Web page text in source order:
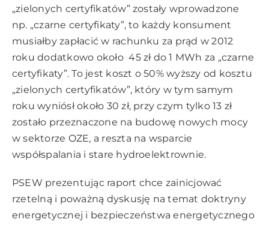
„zielonych certyfikatów” zostały wprowadzone
np. „czarne certyfikaty”, to każdy konsument
musiałby zapłacić w rachunku za prąd w 2012
roku dodatkowo około 45 zł do 1 MWh za „czarne
certyfikaty”. To jest koszt o 50% wyższy od kosztu
„zielonych certyfikatów”, który w tym samym
roku wyniósł około 30 zł, przy czym tylko 13 zł
zostało przeznaczone na budowę nowych mocy
w sektorze OZE, a reszta na wsparcie
współspalania i stare hydroelektrownie.
PSEW prezentując raport chce zainicjować
rzetelną i poważną dyskusję na temat doktryny
energetycznej i bezpieczeństwa energetycznego